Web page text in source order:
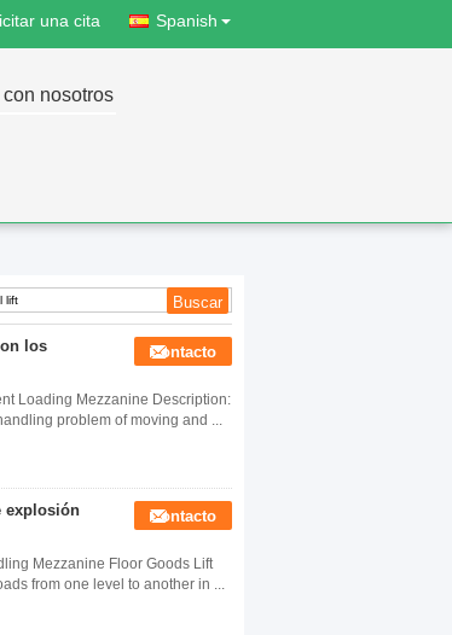
una cita Spanish
nosotros
los
Contacto
Loading Mezzanine Description:
problem of moving and ...
explosión
Contacto
Mezzanine Floor Goods Lift
from one level to another in ...